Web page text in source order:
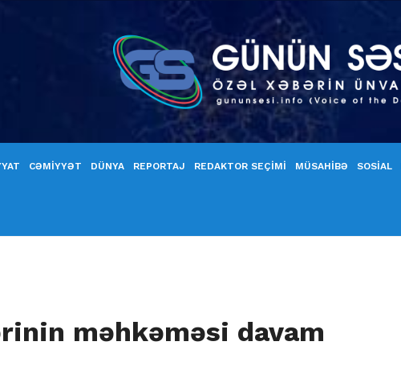
CƏMİYYƏT DÜNYA REPORTAJ REDAKTOR SEÇİMİ MÜSAHİBƏ SOSİAL
məhkəməsi davam